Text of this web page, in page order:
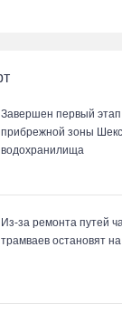
Завершен первый этап
прибрежной зоны
водохранилища
Из-за ремонта путей
трамваев остановят